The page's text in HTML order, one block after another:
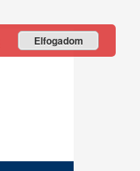
Elfogadom